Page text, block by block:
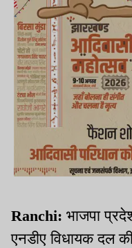
Ranchi: भाजपा
एनडीए विधायक दल